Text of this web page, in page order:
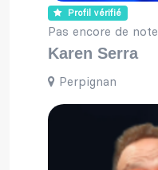
Profil vérifié
Pas encore de note
Karen Serra
Perpignan